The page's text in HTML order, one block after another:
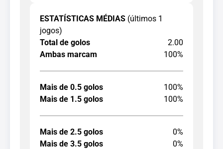
ESTATÍSTICAS MÉDIAS (últimos 1
jogos)
Total de golos
2.00
Ambas marcam
100%
Mais de 0.5 golos
100%
Mais de 1.5 golos
100%
Mais de 2.5 golos
0%
Mais de 3.5 golos
0%